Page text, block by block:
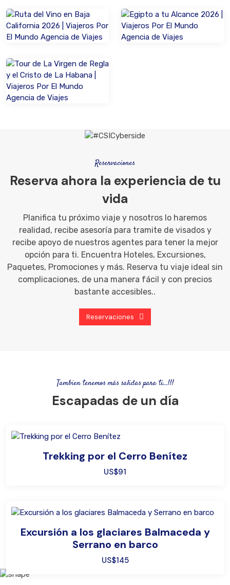
Reservaciones
Reserva ahora la experiencia de tu
vida
Planifica tu próximo viaje y nosotros lo haremos
realidad, recibe asesoría para tramite de visados y
recibe apoyo de nuestros agentes para tener la mejor
opción para ti. Encuentra Hoteles, Excursiones,
Paquetes, Promociones y más. Reserva tu viaje ideal sin
complicaciones, de una manera fácil y con precios
bastante accesibles..
Reservaciones
Tambien tenemos más salidas para ti...!!!
Escapadas de un día
Trekking por el Cerro Benítez
US$91
Excursión a los glaciares Balmaceda y
Serrano en barco
US$145